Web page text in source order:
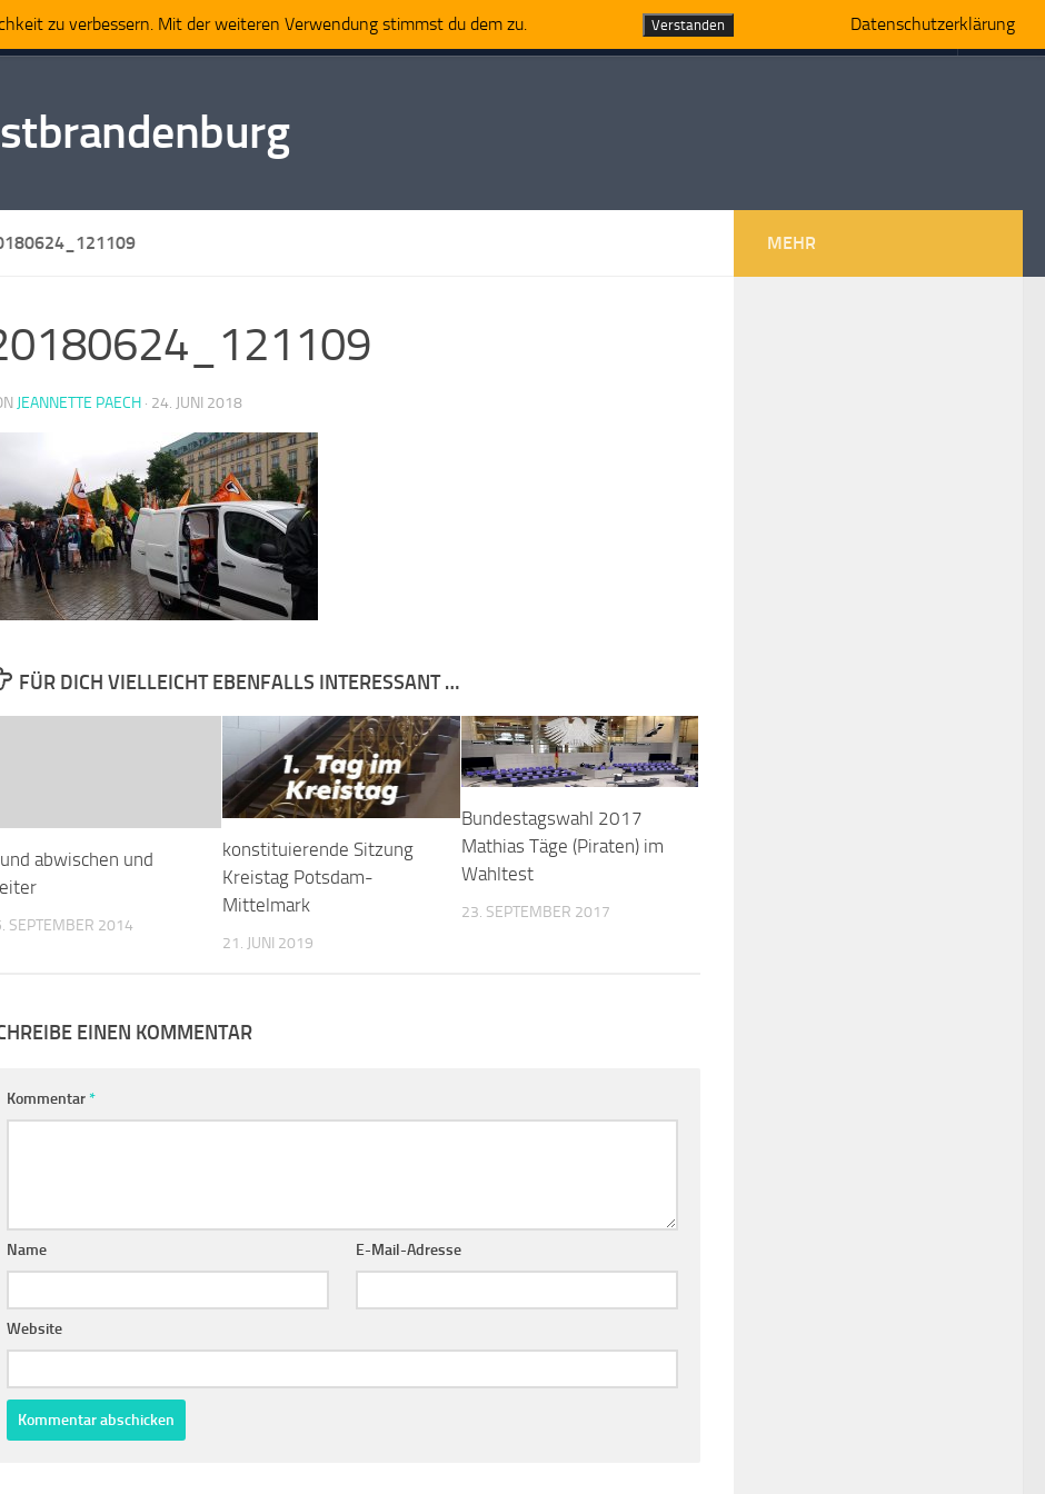
Impressum
JEANNETTE PAECH · 24. JUNI 2018
FÜR DICH VIELLEICHT EBENFALLS INTERESSANT …
abwischen und
SEPTEMBER 2014
konstituierende Sitzung
Kreistag Potsdam-
Mittelmark
21. JUNI 2019
Bundestagswahl 2017
Mathias Täge (Piraten) im
Wahltest
23. SEPTEMBER 2017
EINEN KOMMENTAR
Kommentar*
Name E-Mail-Adresse
Website
MEHR
zu verbessern. Mit der weiteren Verwendung stimmst du dem zu. Verstanden Datenschutzerklärung